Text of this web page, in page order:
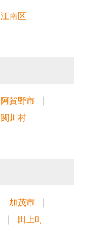
江南区
阿賀野市
関川村
加茂市
田上町